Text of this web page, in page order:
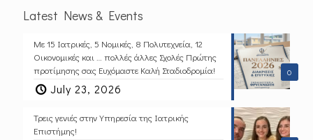
Latest News & Events
0
Με 15 Ιατρικές, 5 Νομικές, 8 Πολυτεχνεία, 12
Οικονομικές και … πολλές άλλες Σχολές Πρώτης
προτίμησης σας Ευχόμαστε Καλή Σταδιοδρομία!
July 23, 2026
Τρεις γενιές στην Υπηρεσία της Ιατρικής
Επιστήμης!